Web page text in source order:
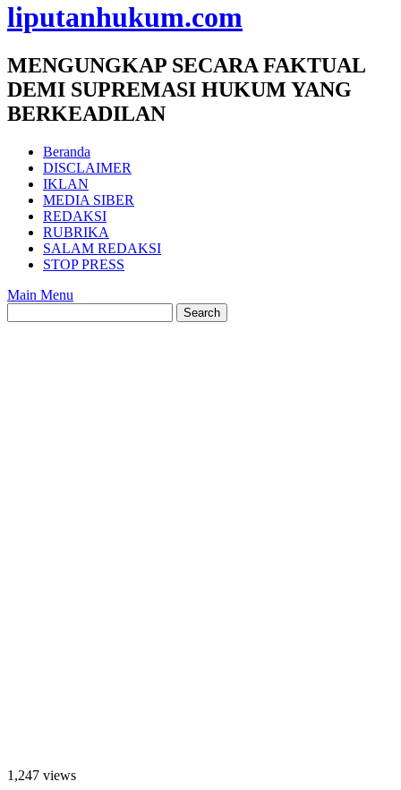
liputanhukum.com
MENGUNGKAP SECARA FAKTUAL
DEMI SUPREMASI HUKUM YANG
BERKEADILAN
Beranda
DISCLAIMER
IKLAN
MEDIA SIBER
REDAKSI
RUBRIKA
SALAM REDAKSI
STOP PRESS
Main Menu
1,247 views